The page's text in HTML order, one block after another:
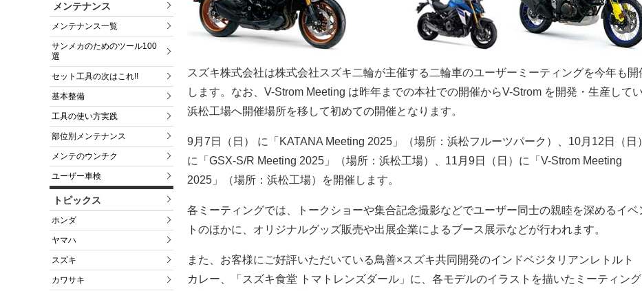
メンテナンス
メンテナンス一覧
サンメカのためのツール100
選
セット工具の次はこれ!!
基本整備
工具の使い方実践
部位別メンテナンス
メンテのウンチク
ユーザー車検
トピックス
ホンダ
ヤマハ
スズキ
カワサキ
スズキ株式会社は株式会社スズキ二輪が主催する二輪車のユーザーミーティングを今年も開
します。なお、V-Strom Meeting は昨年までの本社での開催からV-Strom を開発・生産して
浜松工場へ開催場所を移して初めての開催となります。
9月7日（日） に「KATANA Meeting 2025」（場所：浜松フルーツパーク）、10月12日（日）
に「GSX-S/R Meeting 2025」（場所：浜松工場）、11月9日（日）に「V-Strom Meeting
2025」（場所：浜松工場）を開催します。
各ミーティングでは、トークショーや集合記念撮影などでユーザー同士の親睦を深めるイベ
トのほかに、オリジナルグッズ販売や出展企業によるブース展示などが行われます。
また、お客様にご好評いただいている鳥善×スズキ共同開発のインドベジタリアンレトルト
カレー、「スズキ食堂 トマトレンズダール」に、各モデルのイラストを描いたミーティング